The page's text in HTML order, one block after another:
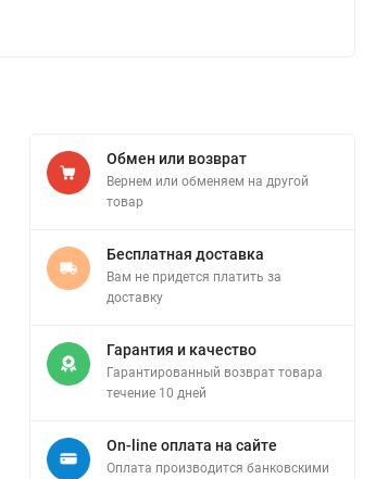
Обмен или возврат
Вернем или обменяем на другой
товар
Бесплатная доставка
Вам не придется платить за
доставку
Гарантия и качество
Гарантированный возврат товара
течение 10 дней
On-line оплата на сайте
Оплата производится банковскими